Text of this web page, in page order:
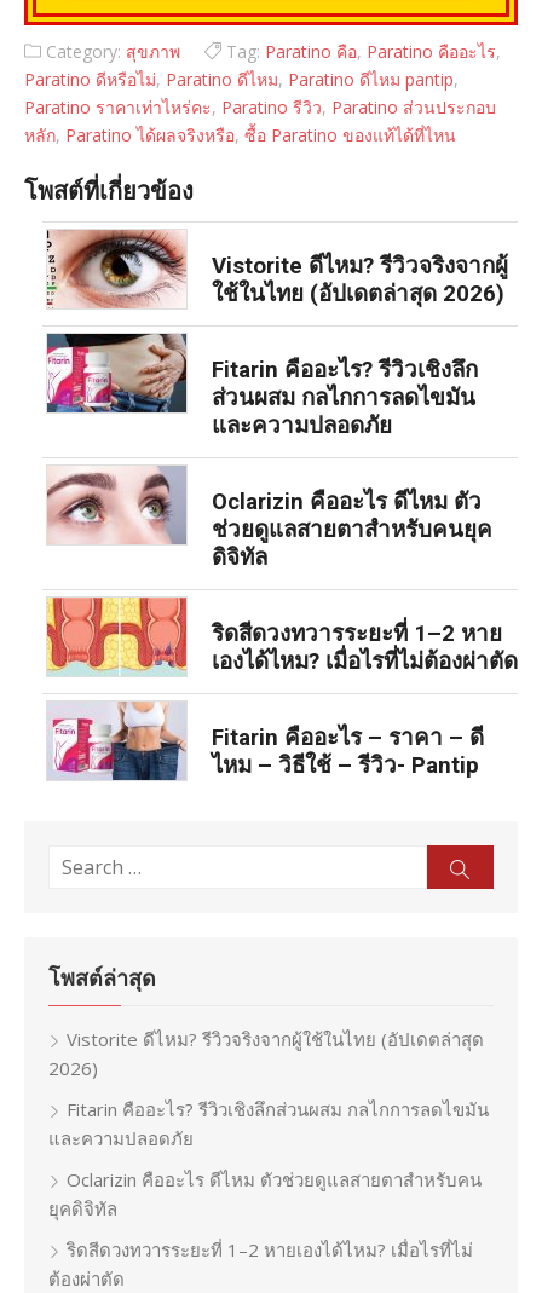
Category: สุขภาพ Tag: Paratino คือ, Paratino คืออะไร,
Paratino ดีหรือไม่, Paratino ดีไหม, Paratino ดีไหม pantip,
Paratino ราคาเท่าไหร่คะ, Paratino รีวิว, Paratino ส่วนประกอบ
หลัก, Paratino ได้ผลจริงหรือ, ซื้อ Paratino ของแท้ได้ที่ไหน
โพสต์ที่เกี่ยวข้อง
Vistorite ดีไหม? รีวิวจริงจากผู้
ใช้ในไทย (อัปเดตล่าสุด 2026)
Fitarin คืออะไร? รีวิวเชิงลึก
ส่วนผสม กลไกการลดไขมัน
และความปลอดภัย
Oclarizin คืออะไร ดีไหม ตัว
ช่วยดูแลสายตาสำหรับคนยุค
ดิจิทัล
ริดสีดวงทวารระยะที่ 1–2 หาย
เองได้ไหม? เมื่อไรที่ไม่ต้องผ่าตัด
Fitarin คืออะไร – ราคา – ดี
ไหม – วิธีใช้ – รีวิว- Pantip
Search
โพสต์ล่าสุด
Vistorite ดีไหม? รีวิวจริงจากผู้ใช้ในไทย (อัปเดตล่าสุด
2026)
Fitarin คืออะไร? รีวิวเชิงลึกส่วนผสม กลไกการลดไขมัน
และความปลอดภัย
Oclarizin คืออะไร ดีไหม ตัวช่วยดูแลสายตาสำหรับคน
ยุคดิจิทัล
ริดสีดวงทวารระยะที่ 1–2 หายเองได้ไหม? เมื่อไรที่ไม่
ต้องผ่าตัด